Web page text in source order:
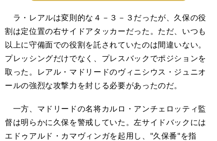
ラ・レアルは変則的な４－３－３だったが、久保の役
割は定位置の右サイドアタッカーだった。ただ、いつも
以上に守備面での役割を託されていたのは間違いない。
プレッシングだけでなく、プレスバックでポジションを
取った。レアル・マドリードのヴィニシウス・ジュニオ
ールの強烈な攻撃力を封じる必要があったのだ。
一方、マドリードの名将カルロ・アンチェロッティ監
督は明らかに久保を警戒していた。左サイドバックには
エドゥアルド・カマヴィンガを起用し、"久保番"を指